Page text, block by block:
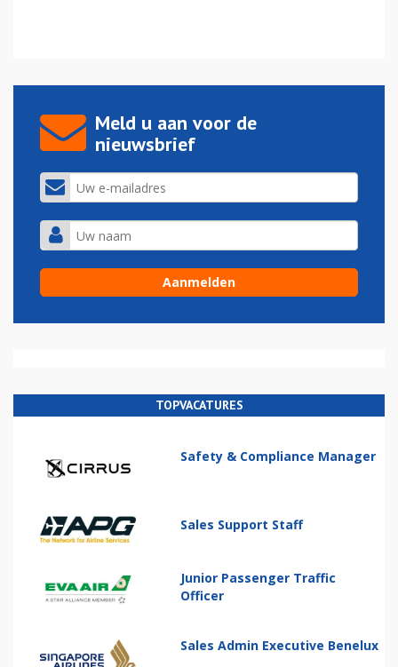
Meld u aan voor de
nieuwsbrief
TOPVACATURES
Safety & Compliance Manager
Sales Support Staff
Junior Passenger Traffic
Officer
Sales Admin Executive Benelux